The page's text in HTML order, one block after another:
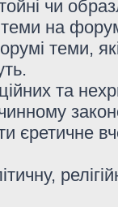
чи
на
теми,
та
єретичне